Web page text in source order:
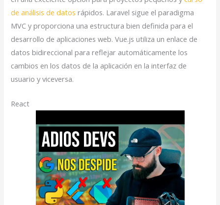
de análisis de datos rápidos. Laravel sigue el paradigma
MVC y proporciona una estructura bien definida para el
desarrollo de aplicaciones web. Vue.js utiliza un enlace de
datos bidireccional para reflejar automáticamente los
cambios en los datos de la aplicación en la interfaz de
usuario y viceversa.
React